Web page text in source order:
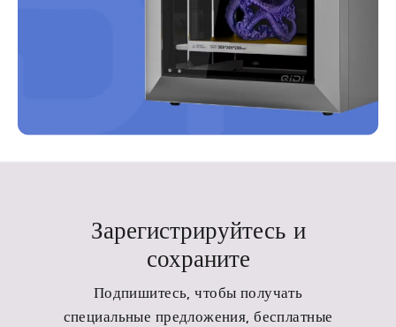
Зарегистрируйтесь и
сохраните
Подпишитесь, чтобы получать
специальные предложения, бесплатные